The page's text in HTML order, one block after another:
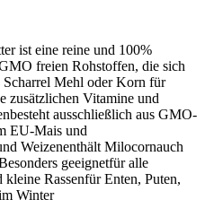
ist eine reine und 100%
freien Rohstoffen, die sich
Scharrel Mehl oder Korn für
zusätzlichen Vitamine und
ausschließlich aus GMO-
EU-Mais und
Weizenenthält Milocornauch
geeignetfür alle
Rassenfür Enten, Puten,
Winter